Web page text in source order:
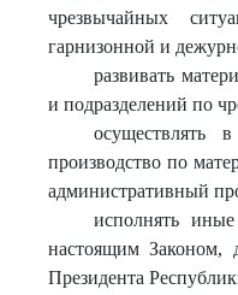
чрезвычайных
гарнизонной и
развивать
и подразделений по
осуществлять
производство по
административный
исполнять
настоящим Законом,
Президента